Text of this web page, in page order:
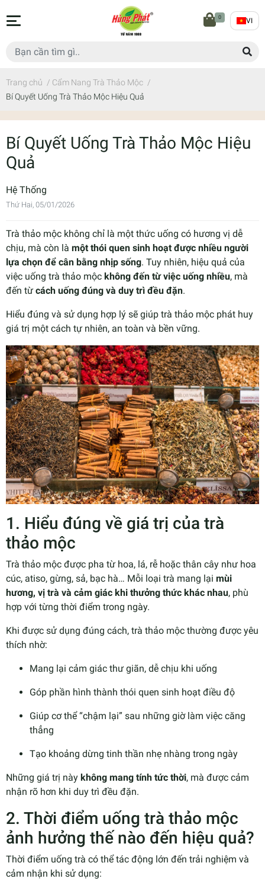
0 VI
Trang chủ / Cẩm Nang Trà Thảo Mộc /
Bí Quyết Uống Trà Thảo Mộc Hiệu Quả
Bí Quyết Uống Trà Thảo Mộc Hiệu
Quả
Hệ Thống
Thứ Hai, 05/01/2026
Trà thảo mộc không chỉ là một thức uống có hương vị dễ
chịu, mà còn là một thói quen sinh hoạt được nhiều người
lựa chọn để cân bằng nhịp sống. Tuy nhiên, hiệu quả của
việc uống trà thảo mộc không đến từ việc uống nhiều, mà
đến từ cách uống đúng và duy trì đều đặn.
Hiểu đúng và sử dụng hợp lý sẽ giúp trà thảo mộc phát huy
giá trị một cách tự nhiên, an toàn và bền vững.
1. Hiểu đúng về giá trị của trà
thảo mộc
Trà thảo mộc được pha từ hoa, lá, rễ hoặc thân cây như hoa
cúc, atiso, gừng, sả, bạc hà… Mỗi loại trà mang lại mùi
hương, vị trà và cảm giác khi thưởng thức khác nhau, phù
hợp với từng thời điểm trong ngày.
Khi được sử dụng đúng cách, trà thảo mộc thường được yêu
thích nhờ:
Mang lại cảm giác thư giãn, dễ chịu khi uống
Góp phần hình thành thói quen sinh hoạt điều độ
Giúp cơ thể “chậm lại” sau những giờ làm việc căng
thẳng
Tạo khoảng dừng tinh thần nhẹ nhàng trong ngày
Những giá trị này không mang tính tức thời, mà được cảm
nhận rõ hơn khi duy trì đều đặn.
2. Thời điểm uống trà thảo mộc
ảnh hưởng thế nào đến hiệu quả?
Thời điểm uống trà có thể tác động lớn đến trải nghiệm và
cảm nhận khi sử dụng: